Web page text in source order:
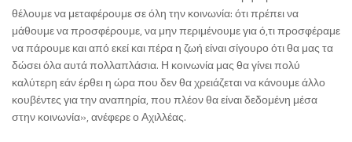
θέλουμε να μεταφέρουμε σε όλη την κοινωνία: ότι πρέπει να
μάθουμε να προσφέρουμε, να μην περιμένουμε για ό,τι προσφέραμε
να πάρουμε και από εκεί και πέρα η ζωή είναι σίγουρο ότι θα μας τα
δώσει όλα αυτά πολλαπλάσια. Η κοινωνία μας θα γίνει πολύ
καλύτερη εάν έρθει η ώρα που δεν θα χρειάζεται να κάνουμε άλλο
κουβέντες για την αναπηρία, που πλέον θα είναι δεδομένη μέσα
στην κοινωνία», ανέφερε ο Αχιλλέας.